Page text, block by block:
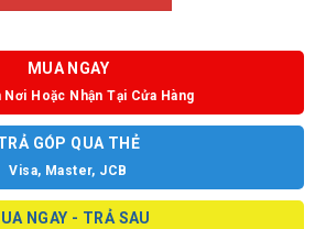
MUA NGAY
Nơi Hoặc Nhận Tại Cửa Hàng
GÓP QUA THẺ
Visa, Master, JCB
NGAY - TRẢ SAU